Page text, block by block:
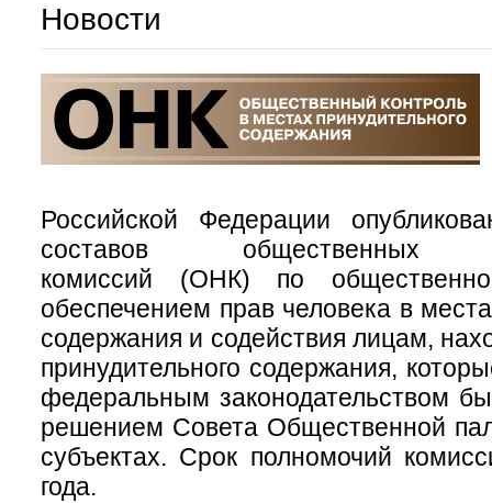
Новости
Российской Федерации
составов общественных
комиссий (ОНК) по
обеспечением прав человека в
содержания и содействия лицам,
принудительного содержания,
федеральным законодательством
решением Совета Общественной
субъектах. Срок полномочий
года.